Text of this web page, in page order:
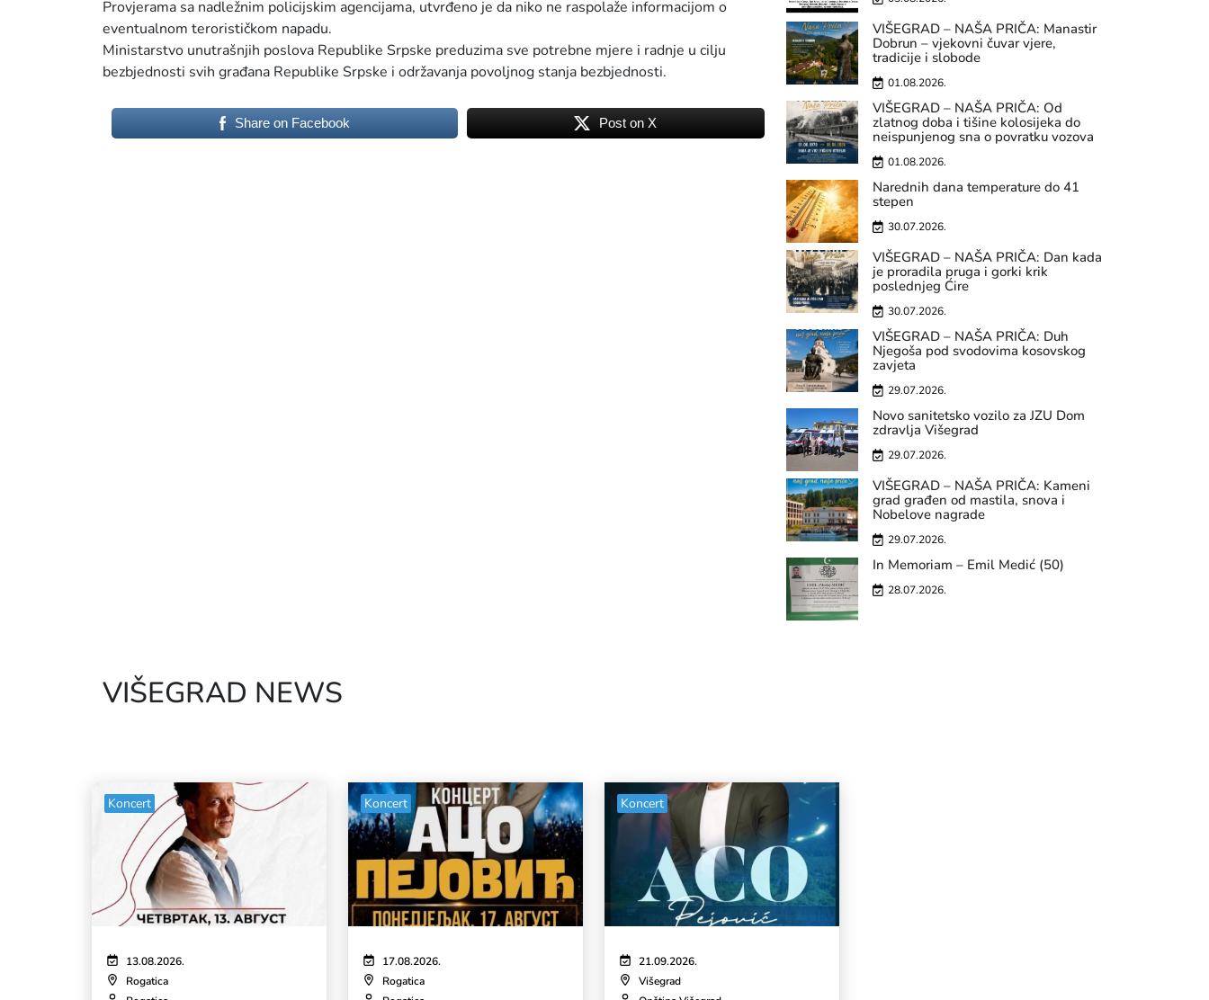
Provjerama sa nadležnim policijskim agencijama, utvrđeno je da niko ne raspolaže informacijom o
eventualnom terorističkom napadu.
Ministarstvo unutrašnjih poslova Republike Srpske preduzima sve potrebne mjere i radnje u cilju
bezbjednosti svih građana Republike Srpske i održavanja povoljnog stanja bezbjednosti.
Share on Facebook Post on X
VIŠEGRAD – NAŠA PRIČA: Manastir
Dobrun – vjekovni čuvar vjere,
tradicije i slobode
01.08.2026.
VIŠEGRAD – NAŠA PRIČA: Od
zlatnog doba i tišine kolosijeka do
neispunjenog sna o povratku vozova
01.08.2026.
Narednih dana temperature do 41
stepen
30.07.2026.
VIŠEGRAD – NAŠA PRIČA: Dan kada
je proradila pruga i gorki krik
poslednjeg Ćire
30.07.2026.
VIŠEGRAD – NAŠA PRIČA: Duh
Njegoša pod svodovima kosovskog
zavjeta
29.07.2026.
Novo sanitetsko vozilo za JZU Dom
zdravlja Višegrad
29.07.2026.
VIŠEGRAD – NAŠA PRIČA: Kameni
grad građen od mastila, snova i
Nobelove nagrade
29.07.2026.
In Memoriam – Emil Medić (50)
28.07.2026.
VIŠEGRAD NEWS
Koncert
13.08.2026.
Rogatica
Koncert
17.08.2026.
Rogatica
Koncert
21.09.2026.
Višegrad